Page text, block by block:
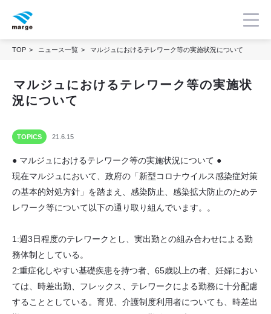
TOP ニュース一覧 マルジュにおけるテレワーク等の実施状況について
マルジュにおけるテレワーク等の実施状
況について
TOPICS 21.6.15
● マルジュにおけるテレワーク等の実施状況について ●
現在マルジュにおいて、政府の「新型コロナウイルス感染症対策
の基本的対処方針」を踏まえ、感染防止、感染拡大防止のためテ
レワーク等について以下の通り取り組んでいます。。
1:週3日程度のテレワークとし、実出勤との組み合わせによる勤
務体制としている。
2:重症化しやすい基礎疾患を持つ者、65歳以上の者、妊婦におい
ては、時差出勤、フレックス、テレワークによる勤務に十分配慮
することとしている。育児、介護制度利用者についても、時差出